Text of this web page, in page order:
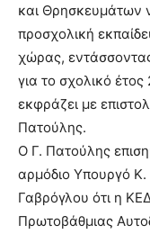
και Θρησκευμάτων
προσχολική
χώρας,
για το σχολικό
εκφράζει με
Πατούλης.
Ο Γ. Πατούλης
αρμόδιο Υπουργό Κ.
Γαβρόγλου ότι η
Πρωτοβάθμιας